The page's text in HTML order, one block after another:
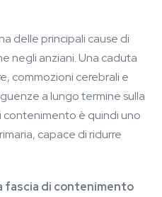
delle principali cause di
negli anziani. Una caduta
commozioni cerebrali e
a lungo termine sulla
contenimento è quindi uno
capace di ridurre
fascia di contenimento